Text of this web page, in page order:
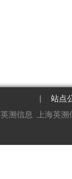
站点
英溯信息 上海英溯